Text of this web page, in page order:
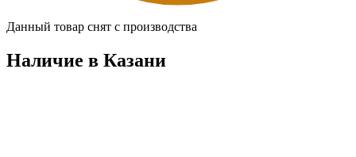
Данный товар снят с производства
Наличие в Казани